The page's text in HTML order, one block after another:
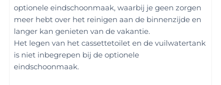
optionele eindschoonmaak, waarbij je geen zorgen
meer hebt over het reinigen aan de binnenzijde en
langer kan genieten van de vakantie.
Het legen van het cassettetoilet en de vuilwatertank
is niet inbegrepen bij de optionele
eindschoonmaak.